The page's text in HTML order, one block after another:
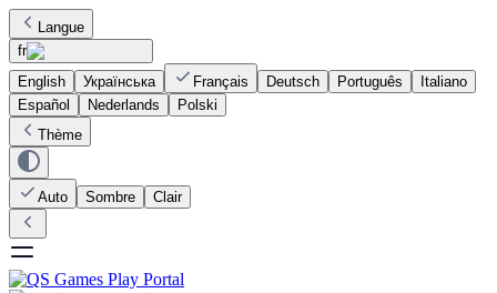
Langue
fr
English
Українська Français Deutsch Português
Italiano
Español
Nederlands
Polski
Thème
Auto Sombre Clair